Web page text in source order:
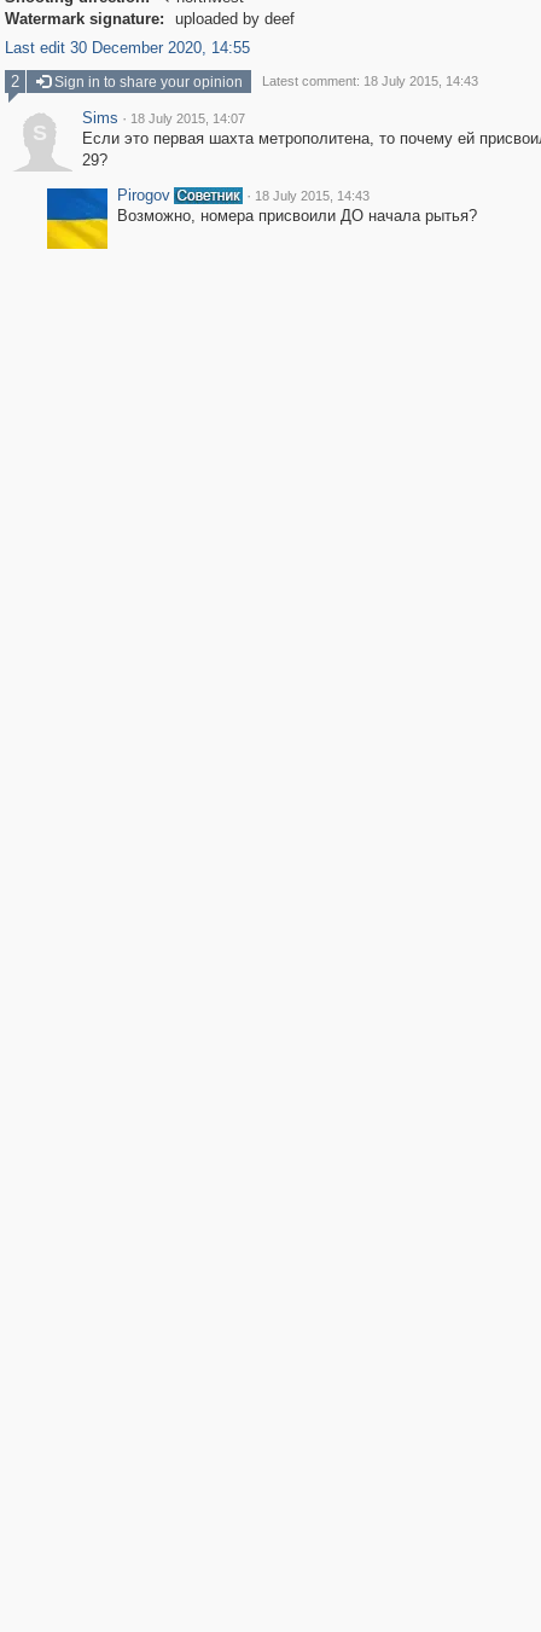
Watermark signature:
uploaded by deef
Last edit 30 December 2020, 14:55
2
Sign in to share your opinion Latest comment: 18 July 2015, 14:43
S
Sims · 18 July 2015, 14:07
Если это первая шахта метрополитена, то почему ей
29?
Pirogov
· 18 July 2015, 14:43
Возможно, номера присвоили ДО начала рытья?